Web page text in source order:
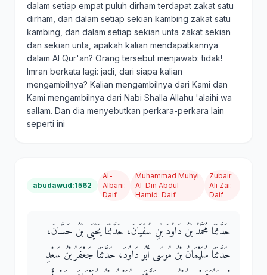
dalam setiap empat puluh dirham terdapat zakat satu
dirham, dan dalam setiap sekian kambing zakat satu
kambing, dan dalam setiap sekian unta zakat sekian
dan sekian unta, apakah kalian mendapatkannya
dalam Al Qur'an? Orang tersebut menjawab: tidak!
Imran berkata lagi: jadi, dari siapa kalian
mengambilnya? Kalian mengambilnya dari Kami dan
Kami mengambilnya dari Nabi Shalla Allahu 'alaihi wa
sallam. Dan dia menyebutkan perkara-perkara lain
seperti ini
abudawud:1562
Al-
Albani:
Daif
Muhammad Muhyi
Al-Din Abdul
Hamid: Daif
Zubair
Ali Zai:
Daif
حَدَّثَنَا مُحَمَّدُ بْنُ دَاوُدَ بْنِ سُفْيَانَ، حَدَّثَنَا يَحْيَى بْنُ حَسَّانَ،
حَدَّثَنَا سُلَيْمَانُ بْنُ مُوسَى أَبُو دَاوُدَ، حَدَّثَنَا جَعْفَرُ بْنُ سَعْدِ